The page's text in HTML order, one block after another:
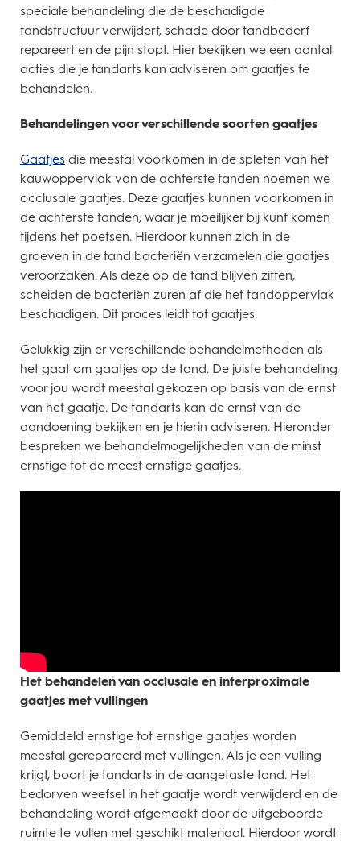
speciale behandeling die de beschadigde
tandstructuur verwijdert, schade door tandbederf
repareert en de pijn stopt. Hier bekijken we een aantal
acties die je tandarts kan adviseren om gaatjes te
behandelen.
Behandelingen voor verschillende soorten gaatjes
Gaatjes die meestal voorkomen in de spleten van het
kauwoppervlak van de achterste tanden noemen we
occlusale gaatjes. Deze gaatjes kunnen voorkomen in
de achterste tanden, waar je moeilijker bij kunt komen
tijdens het poetsen. Hierdoor kunnen zich in de
groeven in de tand bacteriën verzamelen die gaatjes
veroorzaken. Als deze op de tand blijven zitten,
scheiden de bacteriën zuren af die het tandoppervlak
beschadigen. Dit proces leidt tot gaatjes.
Gelukkig zijn er verschillende behandelmethoden als
het gaat om gaatjes op de tand. De juiste behandeling
voor jou wordt meestal gekozen op basis van de ernst
van het gaatje. De tandarts kan de ernst van de
aandoening bekijken en je hierin adviseren. Hieronder
bespreken we behandelmogelijkheden van de minst
ernstige tot de meest ernstige gaatjes.
Het behandelen van occlusale en interproximale
gaatjes met vullingen
Gemiddeld ernstige tot ernstige gaatjes worden
meestal gerepareerd met vullingen. Als je een vulling
krijgt, boort je tandarts in de aangetaste tand. Het
bedorven weefsel in het gaatje wordt verwijderd en de
behandeling wordt afgemaakt door de uitgeboorde
ruimte te vullen met geschikt materiaal. Hierdoor wordt